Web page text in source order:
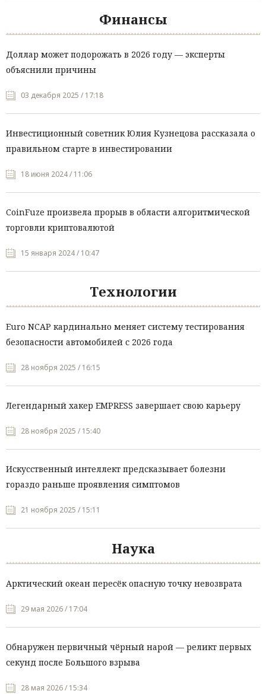
Финансы
Доллар может подорожать в 2026 году — эксперты
объяснили причины
03 декабря 2025 / 17:18
Инвестиционный советник Юлия Кузнецова рассказала о
правильном старте в инвестировании
18 июня 2024 / 11:06
CoinFuze произвела прорыв в области алгоритмической
торговли криптовалютой
15 января 2024 / 10:47
Технологии
Euro NCAP кардинально меняет систему тестирования
безопасности автомобилей с 2026 года
28 ноября 2025 / 16:15
Легендарный хакер EMPRESS завершает свою карьеру
28 ноября 2025 / 15:40
Искусственный интеллект предсказывает болезни
гораздо раньше проявления симптомов
21 ноября 2025 / 15:11
Наука
Арктический океан пересёк опасную точку невозврата
29 мая 2026 / 17:04
Обнаружен первичный чёрный нарой — реликт первых
секунд после Большого взрыва
28 мая 2026 / 15:34